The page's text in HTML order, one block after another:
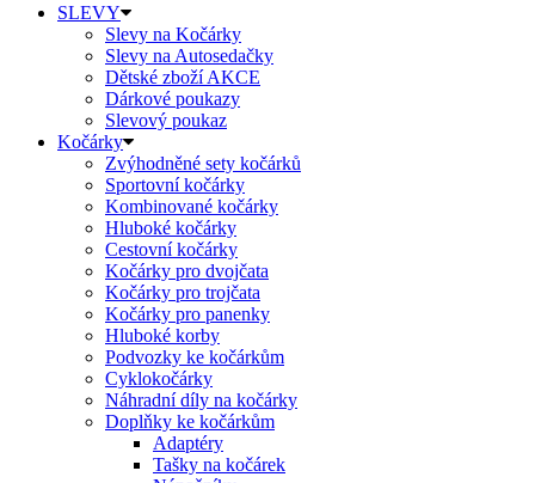
SLEVY
Slevy na Kočárky
Slevy na Autosedačky
Dětské zboží AKCE
Dárkové poukazy
Slevový poukaz
Kočárky
Zvýhodněné sety kočárků
Sportovní kočárky
Kombinované kočárky
Hluboké kočárky
Cestovní kočárky
Kočárky pro dvojčata
Kočárky pro trojčata
Kočárky pro panenky
Hluboké korby
Podvozky ke kočárkům
Cyklokočárky
Náhradní díly na kočárky
Doplňky ke kočárkům
Adaptéry
Tašky na kočárek